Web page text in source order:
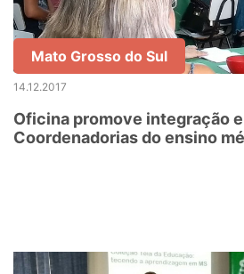
Mato Grosso do Sul
14.12.2017
Oficina promove integração
Coordenadorias do ensino